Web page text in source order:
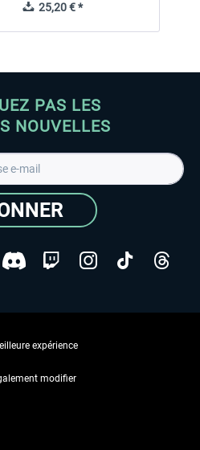
25,20 € *
PAS LES
NOUVELLES
GmbH - Tous droits réservés
expérience
modifier